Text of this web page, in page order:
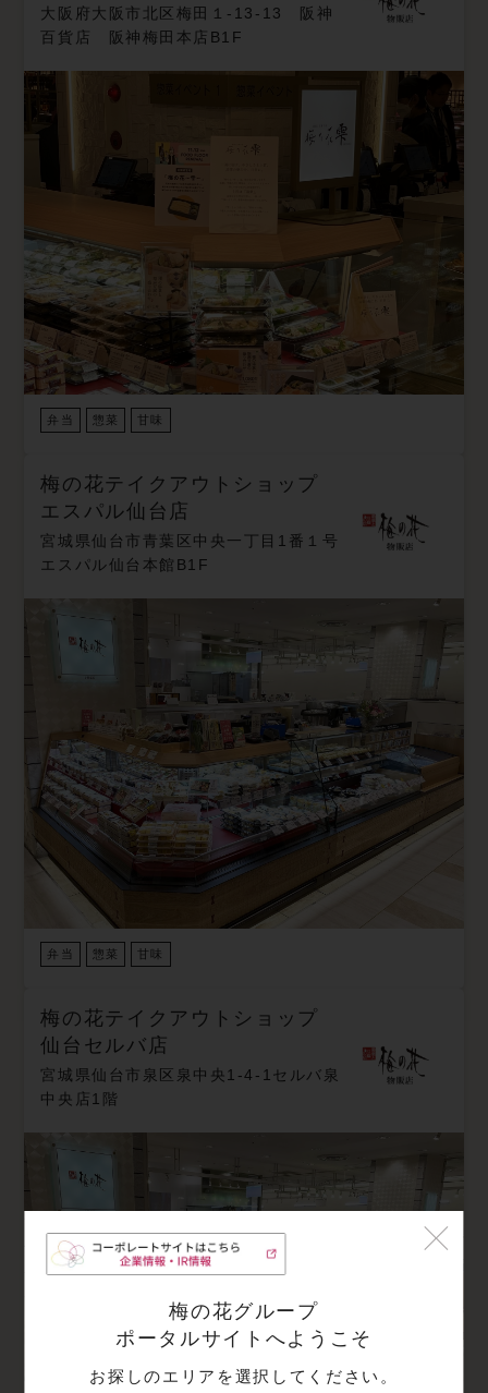
梅の花グループ
ポータルサイトへようこそ
お探しのエリアを選択してください。
大阪府大阪市北区梅田１-13-13 阪神
百貨店 阪神梅田本店B1F
弁当 惣菜 甘味
梅の花テイクアウトショップ
エスパル仙台店
宮城県仙台市青葉区中央一丁目1番１号
エスパル仙台本館B1F
弁当 惣菜 甘味
梅の花テイクアウトショップ
仙台セルバ店
宮城県仙台市泉区泉中央1-4-1セルバ泉
中央店1階